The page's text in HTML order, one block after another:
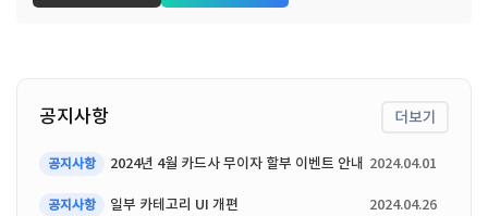
공지사항 더보기
공지사항 2024년 4월 카드사 무이자 할부 이벤트 안내 2024.04.01
공지사항 일부 카테고리 UI 개편 2024.04.26